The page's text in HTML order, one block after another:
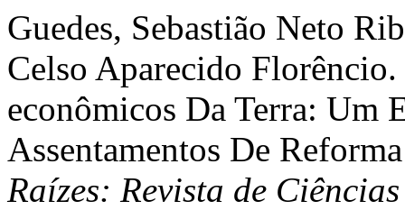
Guedes, Sebastião Neto
Celso Aparecido
econômicos Da Terra: Um
Assentamentos De
Raízes: Revista de